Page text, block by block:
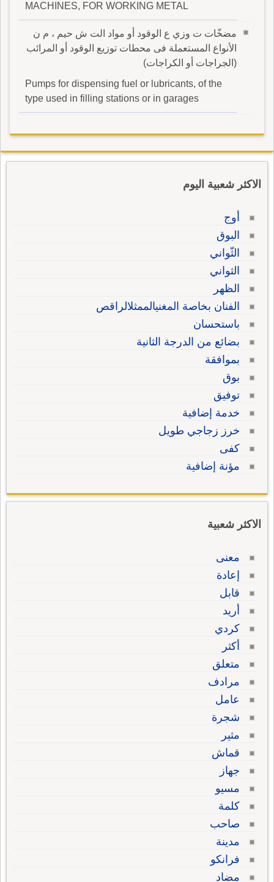
MACHINES, FOR WORKING METAL
مضخّات ت وزي ع الوقود أو مواد الت ش حيم ، م ن
الأنواع المستعملة فى محطات توزيع الوقود أو المرائب
(الجراجات أو الكراجات)
Pumps for dispensing fuel or lubricants, of the
type used in filling stations or in garages
الاكثر شعبية اليوم
أوج
البوق
الثّواني
الثواني
الظهر
الفنان بخاصة المغنيالممثلالراقص
باستحسان
بضائع من الدرجة الثانية
بموافقة
بوق
توفيق
خدمة إضافية
خرز زجاجي طويل
كفى
مؤنة إضافية
الاكثر شعبية
معنى
إعادة
قابل
أريد
كردي
أكثر
متعلق
مرادف
عامل
شجرة
مثير
قماش
جهاز
مسيو
كلمة
صاحب
مدينة
فرانكو
مضاد